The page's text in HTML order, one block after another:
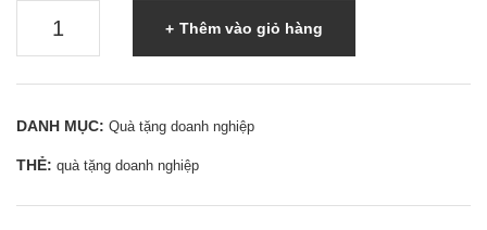
-
0962
Thêm vào giỏ hàng
DANH MỤC: Quà tặng doanh nghiệp
THẺ: quà tặng doanh nghiệp